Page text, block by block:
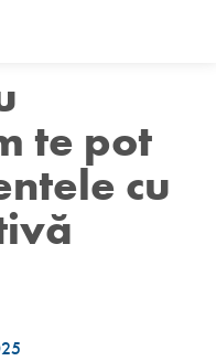
te pot
cu